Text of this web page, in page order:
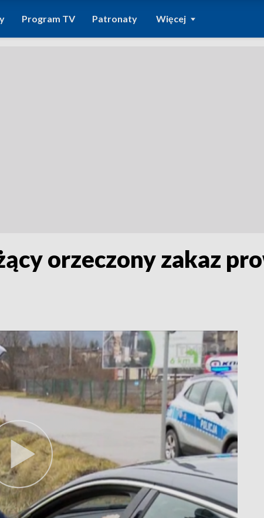
Program TV Patronaty Więcej
orzeczony zakaz